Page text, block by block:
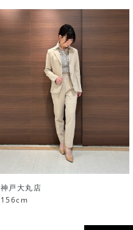
神戸大丸店
156cm